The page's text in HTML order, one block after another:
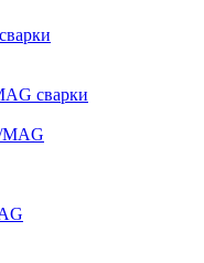
сварки
MAG